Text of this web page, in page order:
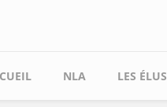
NLA LES ÉLUS